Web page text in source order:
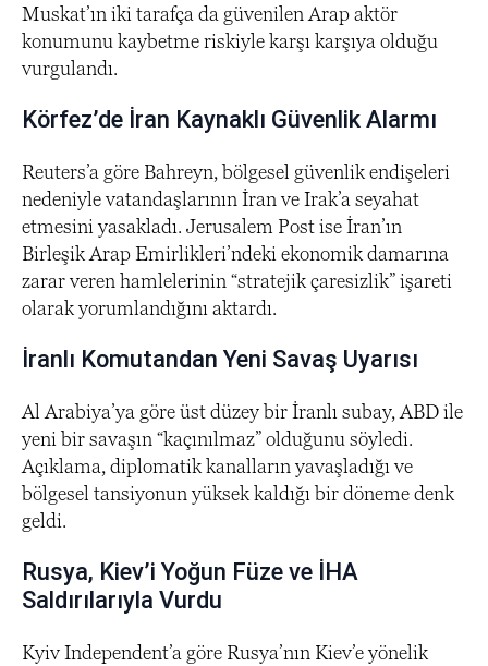
Muskat’ın iki tarafça da güvenilen Arap aktör
konumunu kaybetme riskiyle karşı karşıya olduğu
vurgulandı.
Körfez’de İran Kaynaklı Güvenlik Alarmı
Reuters’a göre Bahreyn, bölgesel güvenlik endişeleri
nedeniyle vatandaşlarının İran ve Irak’a seyahat
etmesini yasakladı. Jerusalem Post ise İran’ın
Birleşik Arap Emirlikleri’ndeki ekonomik damarına
zarar veren hamlelerinin “stratejik çaresizlik” işareti
olarak yorumlandığını aktardı.
İranlı Komutandan Yeni Savaş Uyarısı
Al Arabiya’ya göre üst düzey bir İranlı subay, ABD ile
yeni bir savaşın “kaçınılmaz” olduğunu söyledi.
Açıklama, diplomatik kanalların yavaşladığı ve
bölgesel tansiyonun yüksek kaldığı bir döneme denk
geldi.
Rusya, Kiev’i Yoğun Füze ve İHA
Saldırılarıyla Vurdu
Kyiv Independent’a göre Rusya’nın Kiev’e yönelik